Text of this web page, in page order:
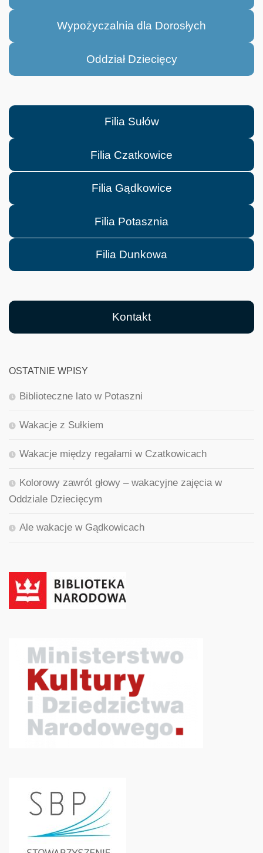
Wypożyczalnia dla Dorosłych
Oddział Dziecięcy
Filia Sułów
Filia Czatkowice
Filia Gądkowice
Filia Potasznia
Filia Dunkowa
Kontakt
OSTATNIE WPISY
Biblioteczne lato w Potaszni
Wakacje z Sułkiem
Wakacje między regałami w Czatkowicach
Kolorowy zawrót głowy – wakacyjne zajęcia w
Oddziale Dziecięcym
Ale wakacje w Gądkowicach